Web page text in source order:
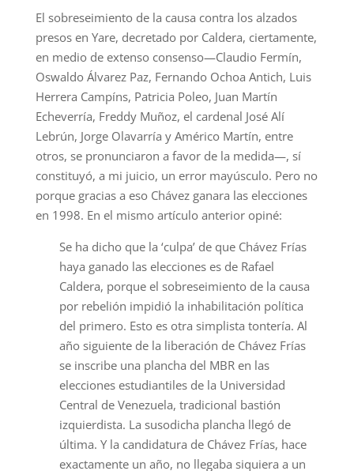
El sobreseimiento de la causa contra los alzados
presos en Yare, decretado por Caldera, ciertamente,
en medio de extenso consenso—Claudio Fermín,
Oswaldo Álvarez Paz, Fernando Ochoa Antich, Luis
Herrera Campíns, Patricia Poleo, Juan Martín
Echeverría, Freddy Muñoz, el cardenal José Alí
Lebrún, Jorge Olavarría y Américo Martín, entre
otros, se pronunciaron a favor de la medida—, sí
constituyó, a mi juicio, un error mayúsculo. Pero no
porque gracias a eso Chávez ganara las elecciones
en 1998. En el mismo artículo anterior opiné:
Se ha dicho que la ‘culpa’ de que Chávez Frías
haya ganado las elecciones es de Rafael
Caldera, porque el sobreseimiento de la causa
por rebelión impidió la inhabilitación política
del primero. Esto es otra simplista tontería. Al
año siguiente de la liberación de Chávez Frías
se inscribe una plancha del MBR en las
elecciones estudiantiles de la Universidad
Central de Venezuela, tradicional bastión
izquierdista. La susodicha plancha llegó de
última. Y la candidatura de Chávez Frías, hace
exactamente un año, no llegaba siquiera a un